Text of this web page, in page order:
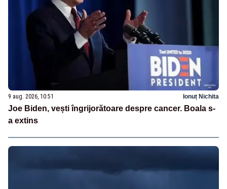
9 aug. 2026, 10:51 Ionuț Nichita
Joe Biden, vești îngrijorătoare despre cancer. Boala s-
a extins